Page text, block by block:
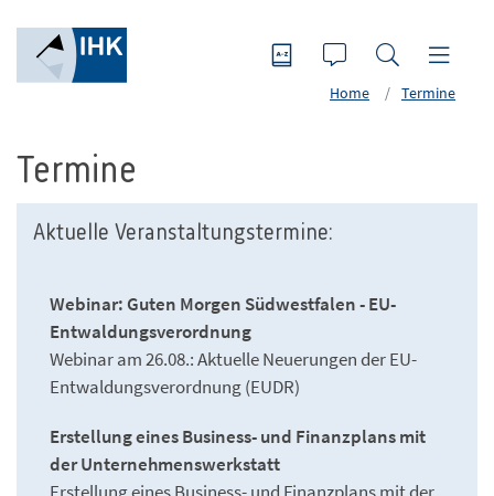
Home Termine
Termine
Aktuelle Veranstaltungstermine:
Webinar: Guten Morgen Südwestfalen - EU-
Entwaldungsverordnung
Webinar am 26.08.: Aktuelle Neuerungen der EU-
Entwaldungsverordnung (EUDR)
Erstellung eines Business- und Finanzplans mit
der Unternehmenswerkstatt